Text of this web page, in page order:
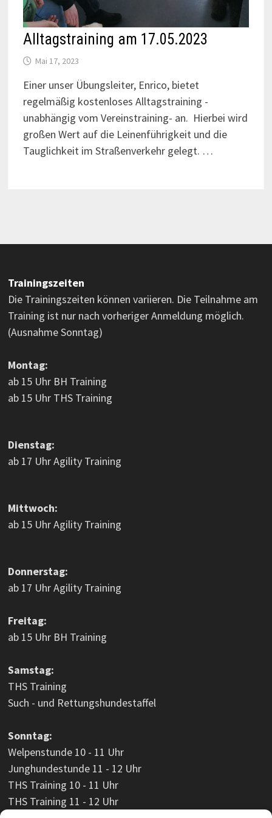
Alltagstraining am 17.05.2023
Mai 17, 2023
Einer unser Übungsleiter, Enrico, bietet
regelmäßig kostenloses Alltagstraining -
unabhängig vom Vereinstraining- an. Hierbei wird
großen Wert auf die Leinenführigkeit und die
Tauglichkeit im Straßenverkehr gelegt. …
Trainingszeiten
Die Trainingszeiten können variieren. Die Teilnahme am
Training ist nur nach vorheriger Anmeldung möglich.
(Ausnahme Sonntag)
Montag:
ab 15 Uhr BH Training
ab 15 Uhr THS Training
Dienstag:
ab 17 Uhr Agility Training
Mittwoch:
ab 15 Uhr Agility Training
Donnerstag:
ab 17 Uhr Agility Training
Freitag:
ab 15 Uhr BH Training
Samstag:
THS Training
Such - und Rettungshundestaffel
Sonntag:
Welpenstunde 10 - 11 Uhr
Junghundestunde 11 - 12 Uhr
THS Training 10 - 11 Uhr
THS Training 11 - 12 Uhr